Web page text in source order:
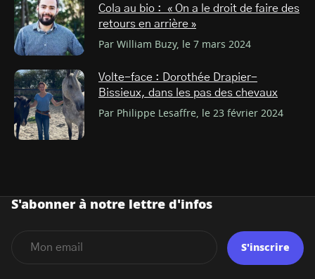
Cola au bio : « On a le droit de faire des
retours en arrière »
Par William Buzy, le 7 mars 2024
Volte-face : Dorothée Drapier-
Bissieux, dans les pas des chevaux
Par Philippe Lesaffre, le 23 février 2024
S'abonner à notre lettre d'infos
S'inscrire